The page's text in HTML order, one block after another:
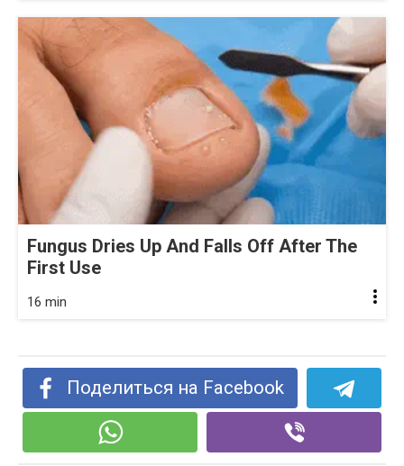
Fungus Dries Up And Falls Off After The
First Use
16 min
Поделиться на Facebook